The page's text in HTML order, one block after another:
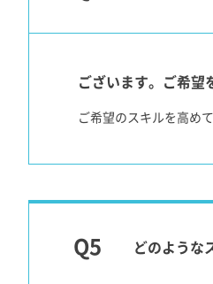
ございます。ご希望
ご希望のスキルを高め
どのような